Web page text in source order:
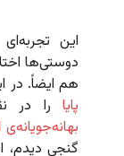
این
دوستی‌ها
هم ایضاً. در
پایا را در
بهانه‌جویانه‌ی
گنجی دیدم،